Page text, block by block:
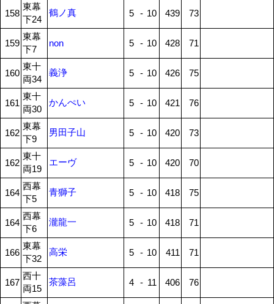
158
東幕
下24
鶴ノ真 5 - 10 439 73
159
東幕
下7
non 5 - 10 428 71
160
東十
両34
義浄 5 - 10 426 75
161
東十
両30
かんぺい 5 - 10 421 76
162
東幕
下9
男田子山 5 - 10 420 73
162
東十
両19
エーヴ 5 - 10 420 70
164
西幕
下5
青獅子 5 - 10 418 75
164
西幕
下6
瀧龍一 5 - 10 418 71
166
東幕
下32
高栄 5 - 10 411 71
167
西十
両15
茶藻呂 4 - 11 406 76